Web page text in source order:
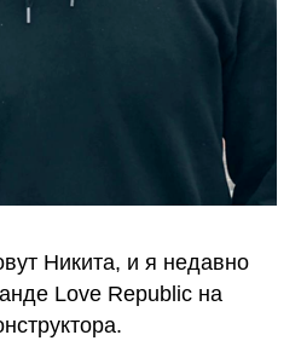
Никита, и я недавно
Love Republic на